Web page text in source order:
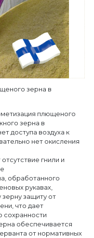
зерна в
плющеного
зерна в
доступа воздуха к
нет окисления
гнили и
обработанного
рукавах,
защиту от
что дает
сохранности
обеспечивается
от нормативных